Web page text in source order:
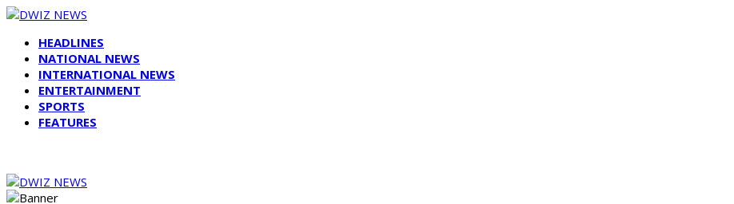
HEADLINES
NATIONAL NEWS
INTERNATIONAL NEWS
ENTERTAINMENT
SPORTS
FEATURES